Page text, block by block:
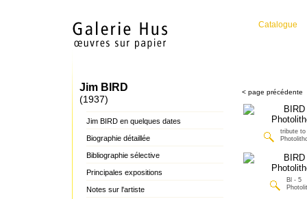
Catalogue
Jim BIRD
(1937)
Jim BIRD en quelques dates
Biographie détaillée
Bibliographie sélective
Principales expositions
Notes sur l'artiste
< page précédente
tribute to
Bl - 5